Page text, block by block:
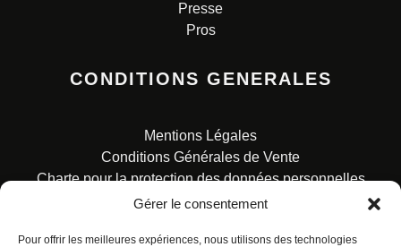
Gérer le consentement
Pour offrir les meilleures expériences, nous utilisons des technologies
Presse
Pros
CONDITIONS GENERALES
Mentions Légales
Conditions Générales de Vente
Charte pour la protection des données personnelles